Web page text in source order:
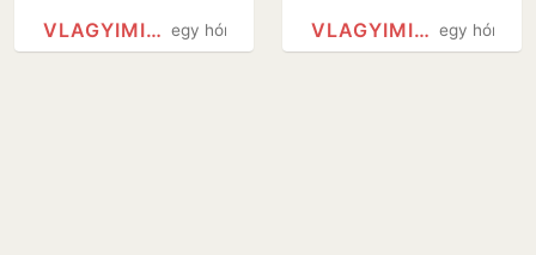
egy hónap
VLAGYIMIR PUTYIN
Trumppal
egy hónap
VLAGYIMIR PUTYIN